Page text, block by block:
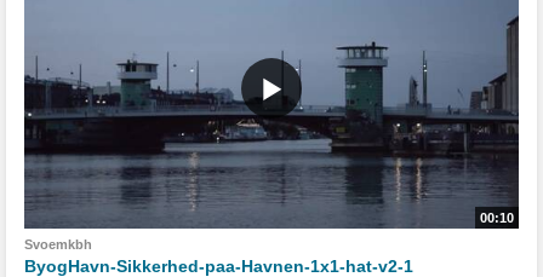
00:10
Svoemkbh
ByogHavn-Sikkerhed-paa-Havnen-1x1-hat-v2-1